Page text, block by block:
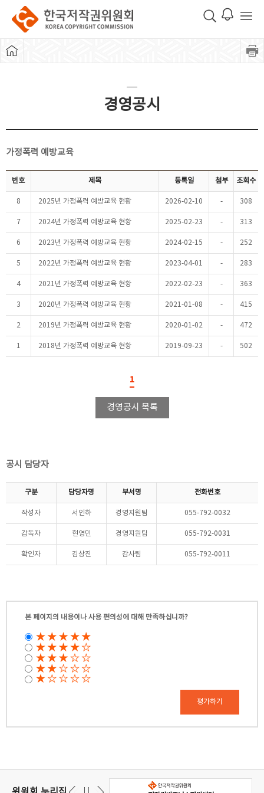
경영공시
가정폭력 예방교육
번호 제목 등록일 첨부 조회수
8 2025년 가정폭력 예방교육 현황 2026-02-10 - 308
7 2024년 가정폭력 예방교육 현황 2025-02-23 - 313
6 2023년 가정폭력 예방교육 현황 2024-02-15 - 252
5 2022년 가정폭력 예방교육 현황 2023-04-01 - 283
4 2021년 가정폭력 예방교육 현황 2022-02-23 - 363
3 2020년 가정폭력 예방교육 현황 2021-01-08 - 415
2 2019년 가정폭력 예방교육 현황 2020-01-02 - 472
1 2018년 가정폭력 예방교육 현황 2019-09-23 - 502
1
경영공시 목록
공시 담당자
구분 담당자명 부서명 전화번호
작성자 서인하 경영지원팀 055-792-0032
감독자 현영민 경영지원팀 055-792-0031
확인자 김상진 감사팀 055-792-0011
본 페이지의 내용이나 사용 편의성에 대해 만족하십니까?
평가하기